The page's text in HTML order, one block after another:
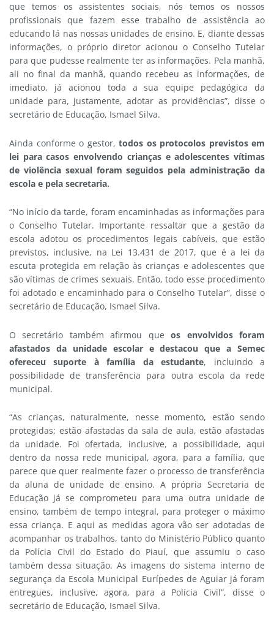
que temos os assistentes sociais, nós temos os nossos
profissionais que fazem esse trabalho de assistência ao
educando lá nas nossas unidades de ensino. E, diante dessas
informações, o próprio diretor acionou o Conselho Tutelar
para que pudesse realmente ter as informações. Pela manhã,
ali no final da manhã, quando recebeu as informações, de
imediato, já acionou toda a sua equipe pedagógica da
unidade para, justamente, adotar as providências”, disse o
secretário de Educação, Ismael Silva.
Ainda conforme o gestor, todos os protocolos previstos em
lei para casos envolvendo crianças e adolescentes vítimas
de violência sexual foram seguidos pela administração da
escola e pela secretaria.
“No início da tarde, foram encaminhadas as informações para
o Conselho Tutelar. Importante ressaltar que a gestão da
escola adotou os procedimentos legais cabíveis, que estão
previstos, inclusive, na Lei 13.431 de 2017, que é a lei da
escuta protegida em relação às crianças e adolescentes que
são vítimas de crimes sexuais. Então, todo esse procedimento
foi adotado e encaminhado para o Conselho Tutelar”, disse o
secretário de Educação, Ismael Silva.
O secretário também afirmou queos envolvidos foram
afastados da unidade escolar e destacou que a Semec
ofereceu suporte à família da estudante, incluindo a
possibilidade de transferência para outra escola da rede
municipal.
“As crianças, naturalmente, nesse momento, estão sendo
protegidas; estão afastadas da sala de aula, estão afastadas
da unidade. Foi ofertada, inclusive, a possibilidade, aqui
dentro da nossa rede municipal, agora, para a família, que
parece que quer realmente fazer o processo de transferência
da aluna de unidade de ensino. A própria Secretaria de
Educação já se comprometeu para uma outra unidade de
ensino, também de tempo integral, para proteger o máximo
essa criança. E aqui as medidas agora vão ser adotadas de
acompanhar os trabalhos, tanto do Ministério Público quanto
da Polícia Civil do Estado do Piauí, que assumiu o caso
também dessa situação. As imagens do sistema interno de
segurança da Escola Municipal Eurípedes de Aguiar já foram
entregues, inclusive, agora, para a Polícia Civil”, disse o
secretário de Educação, Ismael Silva.